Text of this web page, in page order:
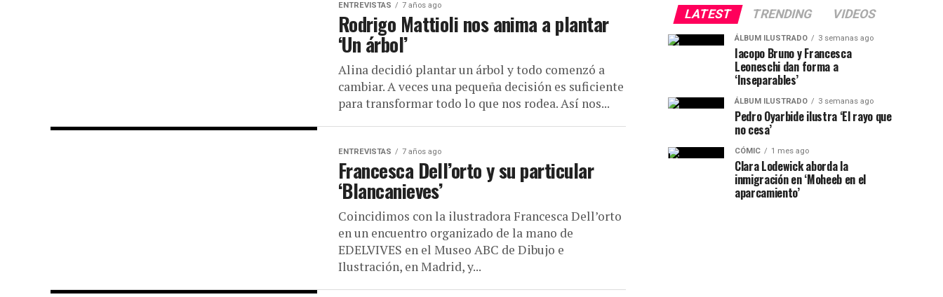
ENTREVISTAS 7 años ago
Rodrigo Mattioli nos anima a plantar
‘Un árbol’
Alina decidió plantar un árbol y todo comenzó a
cambiar. A veces una pequeña decisión es suficiente
para transformar todo lo que nos rodea. Así nos...
ENTREVISTAS 7 años ago
Francesca Dell’orto y su particular
‘Blancanieves’
Coincidimos con la ilustradora Francesca Dell’orto
en un encuentro organizado de la mano de
EDELVIVES en el Museo ABC de Dibujo e
Ilustración, en Madrid, y...
LATEST TRENDING VIDEOS
ÁLBUM ILUSTRADO 3 semanas ago
Iacopo Bruno y Francesca
Leoneschi dan forma a
‘Inseparables’
ÁLBUM ILUSTRADO 3 semanas ago
Pedro Oyarbide ilustra ‘El rayo que
no cesa’
CÓMIC 1 mes ago
Clara Lodewick aborda la
inmigración en ‘Moheeb en el
aparcamiento’